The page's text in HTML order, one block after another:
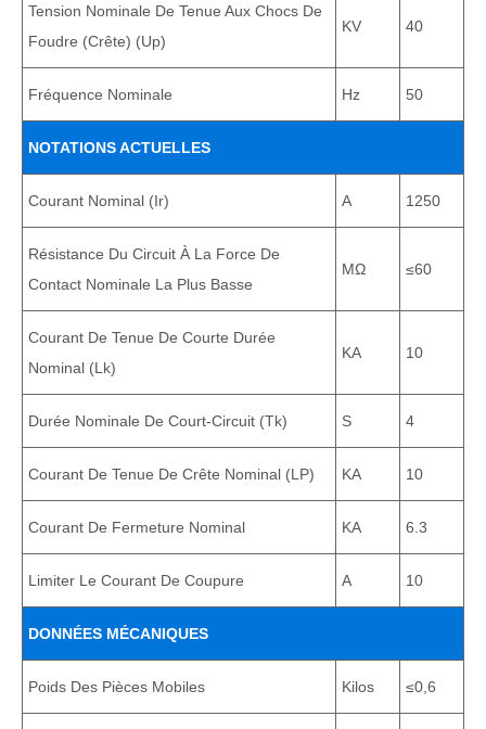
Tension Nominale De Tenue Aux Chocs De
Foudre (crête) (Up)
KV 40
Fréquence Nominale Hz 50
NOTATIONS ACTUELLES
Courant Nominal (Ir) A 1250
Résistance Du Circuit À La Force De
Contact Nominale La Plus Basse
ΜΩ ≤60
Courant De Tenue De Courte Durée
Nominal (lk)
KA 10
Durée Nominale De Court-Circuit (tk) S 4
Courant De Tenue De Crête Nominal (LP) KA 10
Courant De Fermeture Nominal KA 6.3
Limiter Le Courant De Coupure A 10
DONNÉES MÉCANIQUES
Poids Des Pièces Mobiles Kilos ≤0,6